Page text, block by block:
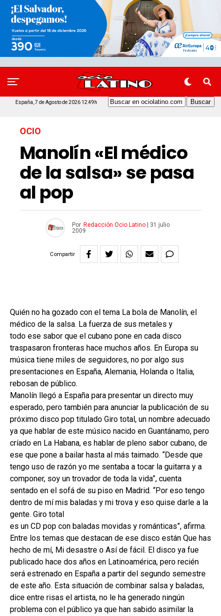
España, 7 de Agosto de 2026 12:49h
OCIO
Manolín «El médico
de la salsa» se pasa
al pop
Por Redacción Ocio Latino|
31 julio
2009
Compartir
Quién no ha gozado con el tema La bola de Manolín, el
médico de la salsa. La fuerza de sus metales y
todo ese sabor que el cubano pone en cada disco
traspasaron fronteras hace muchos años. En Europa su
música tiene miles de seguidores, no por algo sus
presentaciones en España, Alemania, Holanda o Italia,
rebosan de público.
Manolín llegó a España para presentar un directo muy
esperado, pero también para anunciar la publicación de su
próximo disco pop titulado Giro total, un nombre adecuado
ya que hablar de este músico nacido en Guantánamo, pero
críado en La Habana, es hablar de pleno sabor cubano, de
ese que pone a bailar hasta al más taimado. “Desde que
tengo uso de razón yo me sentaba a tocar la guitarra y a
componer, soy un trovador de toda la vida”, cuenta
sentado en el sofá de su piso en Madrid. “Por eso tengo
dentro de mí mis baladas y mi trova y eso quise darle a la
gente. Giro total
es un CD pop con baladas movidas y románticas”, afirma.
Entre los temas que destacan de ese disco están Que has
hecho de mí, Mi desastre o Así de fácil. El disco ya fue
publicado hace dos años en Latinoamérica, pero recién
será estrenado en España a partir del segundo semestre
de este año. Esta situación de combinar salsa y baladas,
dice entre risas el artista, no le ha generado ningún
problema con el público ya que han sabido asimilar la